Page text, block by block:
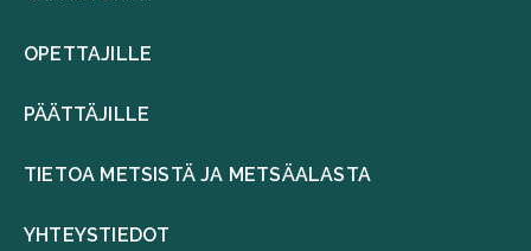
OPETTAJILLE
PÄÄTTÄJILLE
TIETOA METSISTÄ JA METSÄALASTA
YHTEYSTIEDOT